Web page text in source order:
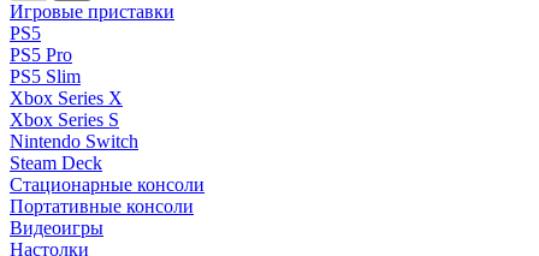
Игровые приставки
PS5
PS5 Pro
PS5 Slim
Xbox Series X
Xbox Series S
Nintendo Switch
Steam Deck
Стационарные консоли
Портативные консоли
Видеоигры
Настолки